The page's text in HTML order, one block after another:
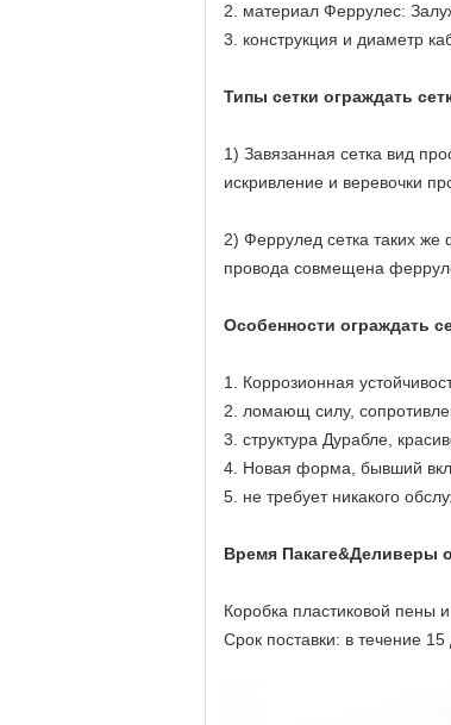
2. материал Феррулес:
3. конструкция и диаметр
Типы сетки ограждать
1) Завязанная сетка вид
искривление и веревочки
2) Феррулед сетка таких же
провода совмещена
Особенности ограждать
1. Коррозионная
2. ломающ силу,
3. структура Дурабле,
4. Новая форма, бывший
5. не требует никакого
Время Пакаге&Деливеры
Коробка пластиковой пены
Срок поставки: в течение